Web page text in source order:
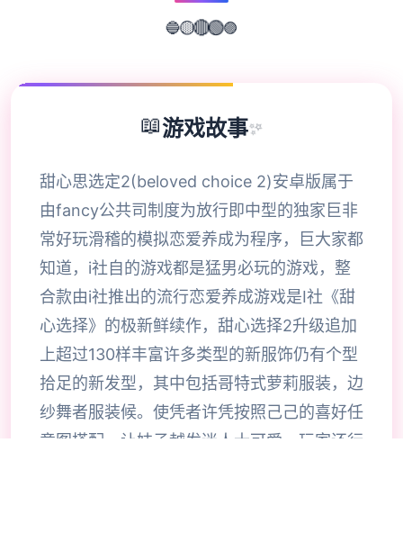
🔵🟡🔴🟢🟣
📖游戏故事✨
甜心思选定2(beloved choice 2)安卓版属于
由fancy公共司制度为放行即中型的独家巨非
常好玩滑稽的模拟恋爱养成为程序，巨大家都
知道，i社自的游戏都是猛男必玩的游戏，整
合款由i社推出的流行恋爱养成游戏是I社《甜
心选择》的极新鲜续作，甜心选择2升级追加
上超过130样丰富许多类型的新服饰仍有个型
拾足的新发型，其中包括哥特式萝莉服装，边
纱舞者服装候。使凭者许凭按照己己的喜好任
意图搭配，让妹子越发迷人士可爱。玩家还行